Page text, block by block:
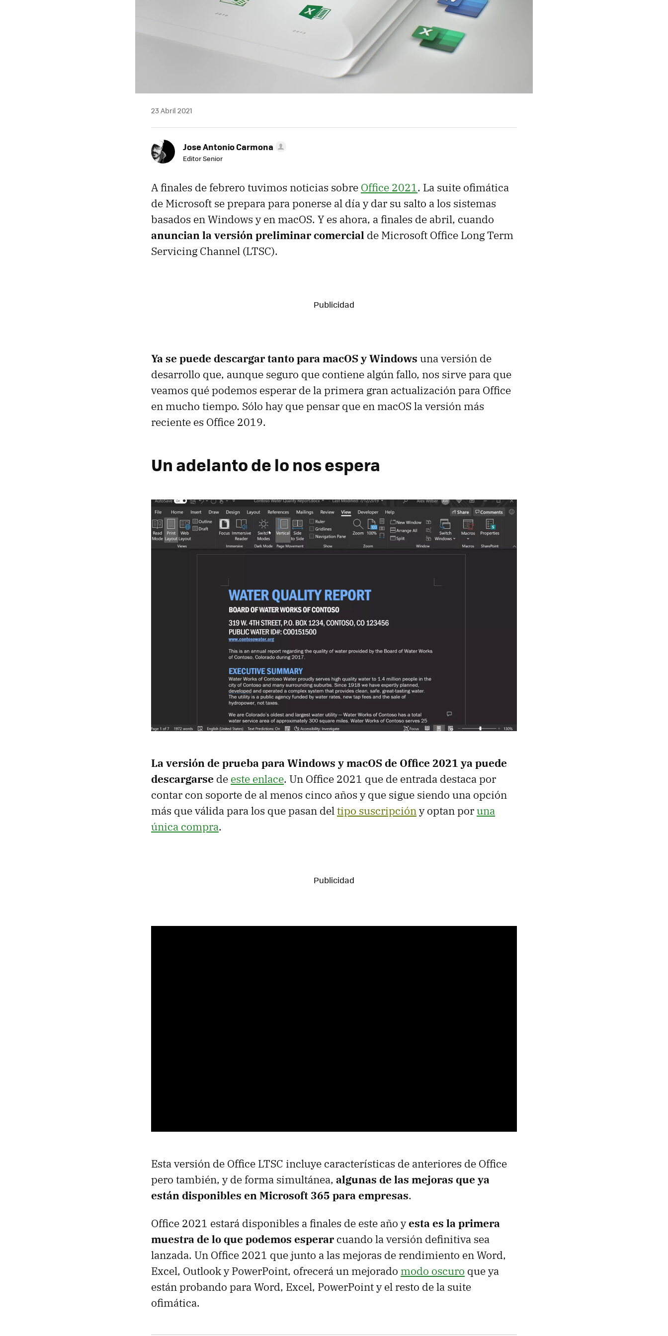
23 Abril 2021
Jose Antonio Carmona
Editor Senior
A finales de febrero tuvimos noticias sobre Office 2021. La suite ofimática
de Microsoft se prepara para ponerse al día y dar su salto a los sistemas
basados en Windows y en macOS. Y es ahora, a finales de abril, cuando
anuncian la versión preliminar comercial de Microsoft Office Long Term
Servicing Channel (LTSC).
Ya se puede descargar tanto para macOS y Windows una versión de
desarrollo que, aunque seguro que contiene algún fallo, nos sirve para que
veamos qué podemos esperar de la primera gran actualización para Office
en mucho tiempo. Sólo hay que pensar que en macOS la versión más
reciente es Office 2019.
Un adelanto de lo nos espera
La versión de prueba para Windows y macOS de Office 2021 ya puede
descargarse de este enlace. Un Office 2021 que de entrada destaca por
contar con soporte de al menos cinco años y que sigue siendo una opción
más que válida para los que pasan deltipo suscripcióny optan poruna
única compra.
Esta versión de Office LTSC incluye características de anteriores de Office
pero también, y de forma simultánea, algunas de las mejoras que ya
están disponibles en Microsoft 365 para empresas.
Office 2021 estará disponibles a finales de este año yesta es la primera
muestra de lo que podemos esperar cuando la versión definitiva sea
lanzada. Un Office 2021 que junto a las mejoras de rendimiento en Word,
Excel, Outlook y PowerPoint, ofrecerá un mejorado modo oscuro que ya
están probando para Word, Excel, PowerPoint y el resto de la suite
ofimática.